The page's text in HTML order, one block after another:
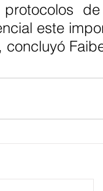
este
concluyó